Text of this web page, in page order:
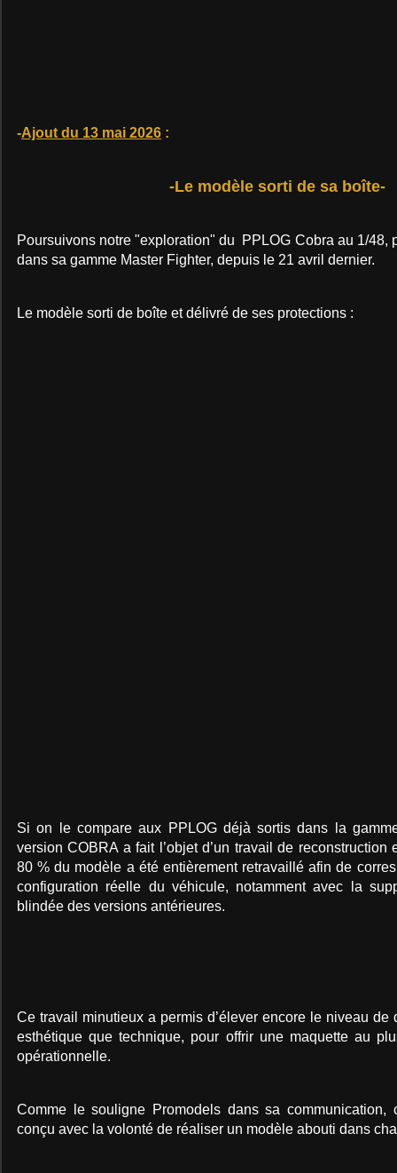
-Ajout du 13 mai 2026 :
-Le modèle sorti de sa boîte-
Poursuivons notre "exploration" du PPLOG Cobra au 1/48,
dans sa gamme Master Fighter, depuis le 21 avril dernier.
Le modèle sorti de boîte et délivré de ses protections :
Si on le compare aux PPLOG déjà sortis dans la
version COBRA a fait l’objet d’un travail de reconstruction
80 % du modèle a été entièrement retravaillé afin de
configuration réelle du véhicule, notamment avec la
blindée des versions antérieures.
Ce travail minutieux a permis d’élever encore le niveau de
esthétique que technique, pour offrir une maquette au
opérationnelle.
Comme le souligne Promodels dans sa communication,
conçu avec la volonté de réaliser un modèle abouti dans